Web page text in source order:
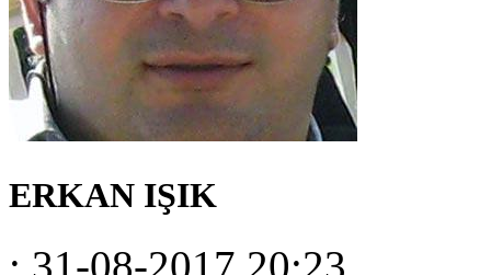
ERKAN IŞIK
: 31-08-2017 20:23